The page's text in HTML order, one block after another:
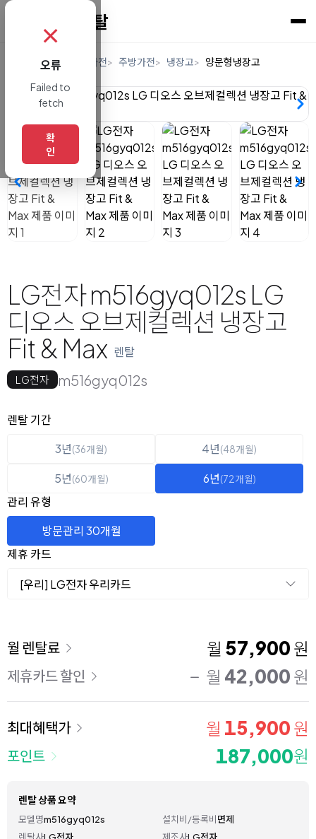
렌탈 디지털/가전 주방가전 냉장고 양문형냉장고
LG전자 m516gyq012s LG
디오스 오브제컬렉션 냉장고
Fit & Max 렌탈
LG전자 m516gyq012s
옵션 선택
렌탈 선택
렌탈 기간
3년(36개월) 4년(48개월)
5년(60개월) 6년(72개월)
관리 유형
방문관리 30개월
제휴 카드
[우리] LG전자 우리카드
이용 요금
월 렌탈료 월 57,900 원
제휴카드 할인 월 42,000 원
최대혜택가 월 15,900 원
포인트 187,000원
렌탈 상품 요약
모델명m516gyq012s 설치비/등록비면제
✗
오류
Failed to
fetch
확
인